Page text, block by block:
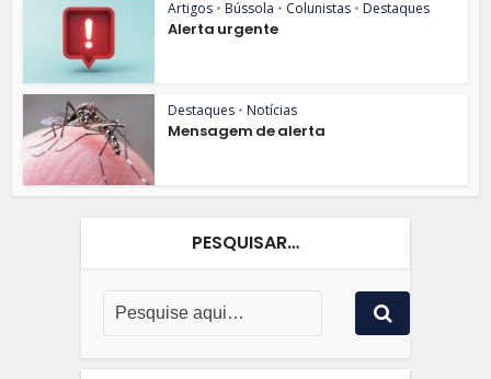
Artigos • Bússola • Colunistas • Destaques
Alerta urgente
Destaques • Notícias
Mensagem de alerta
PESQUISAR…